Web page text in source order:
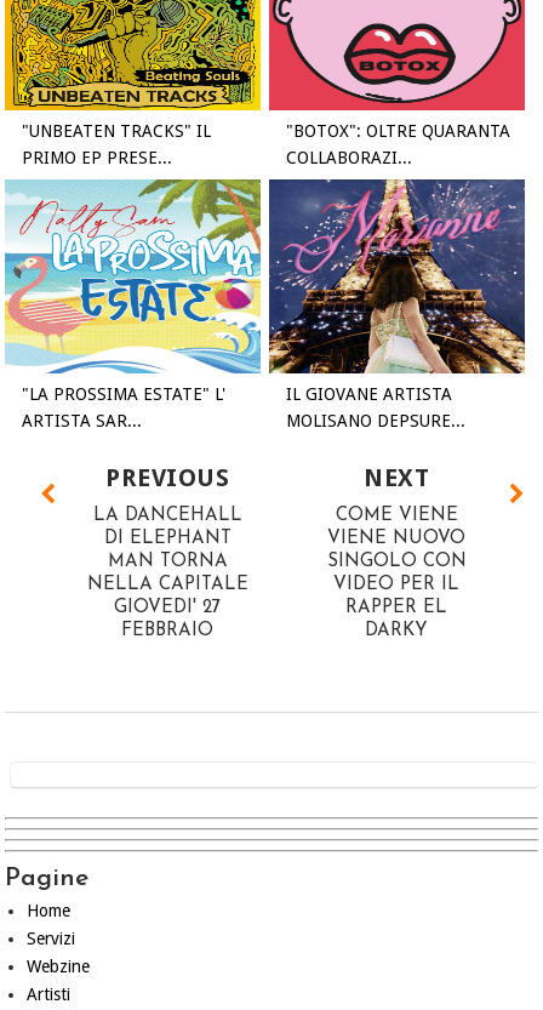
"UNBEATEN TRACKS" IL
PRIMO EP PRESE...
"BOTOX": OLTRE QUARANTA
COLLABORAZI...
"LA PROSSIMA ESTATE" L'
ARTISTA SAR...
IL GIOVANE ARTISTA
MOLISANO DEPSURE...
NEXT
COME VIENE
VIENE NUOVO
SINGOLO CON
VIDEO PER IL
RAPPER EL
DARKY
PREVIOUS
LA DANCEHALL
DI ELEPHANT
MAN TORNA
NELLA CAPITALE
GIOVEDI' 27
FEBBRAIO
Pagine
Home
Servizi
Webzine
Artisti